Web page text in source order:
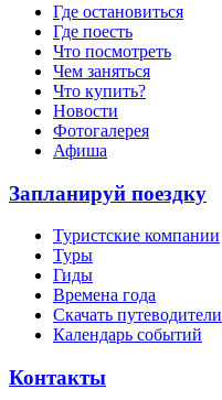
Где остановиться
Где поесть
Что посмотреть
Чем заняться
Что купить?
Новости
Фотогалерея
Афиша
Запланируй поездку
Туристские компании
Туры
Гиды
Времена года
Скачать путеводители
Календарь событий
Контакты